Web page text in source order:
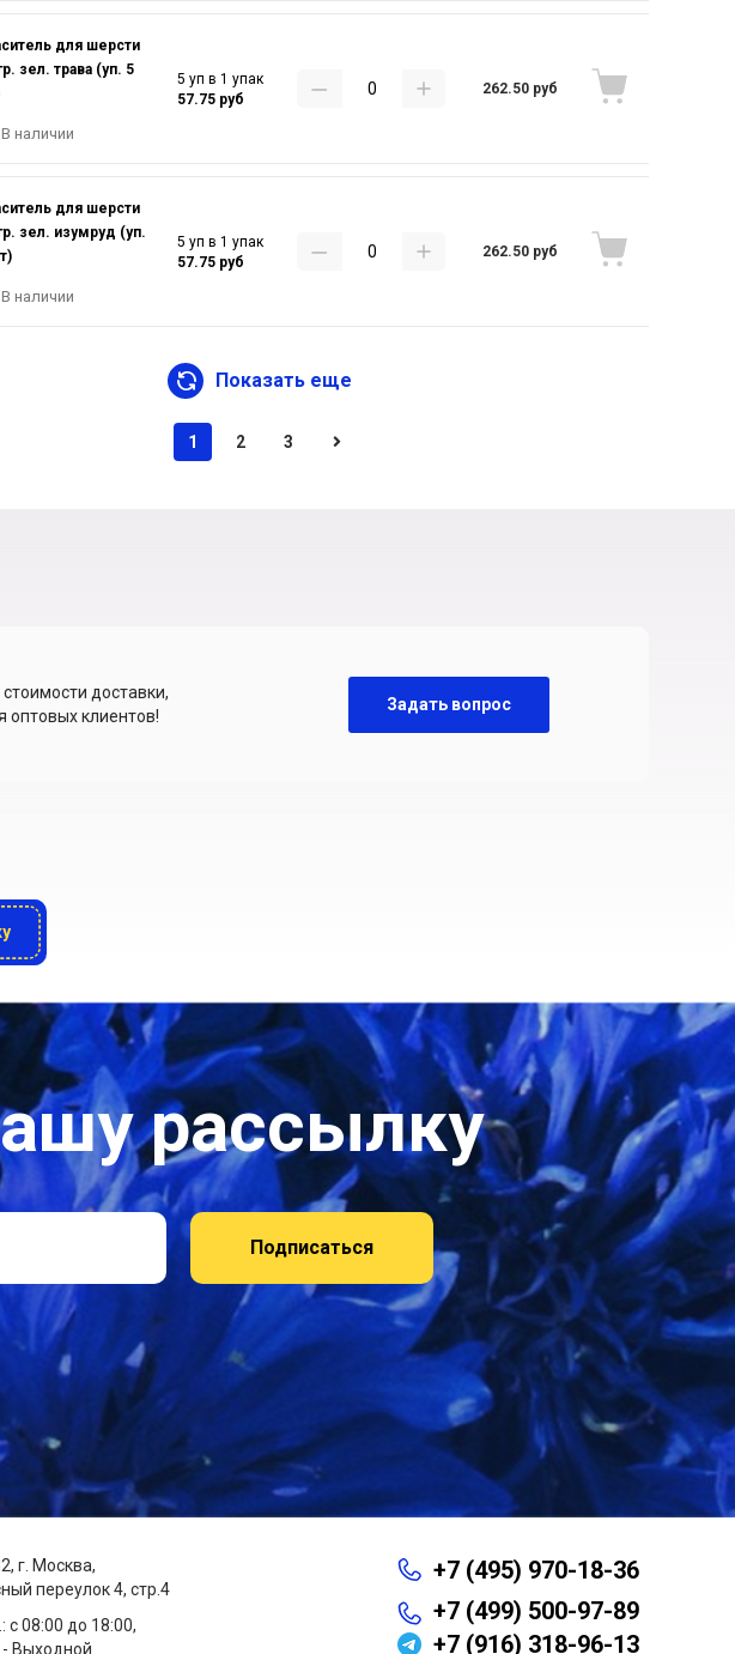
для шерсти
зел. трава (уп. 5
В наличии
5 уп в 1 упак
57.75 руб
262.50 руб
для шерсти
зел. изумруд (уп.
В наличии
5 уп в 1 упак
57.75 руб
262.50 руб
Показать еще
1 2 3
доставки,
клиентов!
Задать вопрос
рассылку
Подписаться
г. Москва,
переулок 4, стр.4
с 08:00 до 18:00,
Выходной
+7 (495) 970-18-36
+7 (499) 500-97-89
+7 (916) 318-96-13